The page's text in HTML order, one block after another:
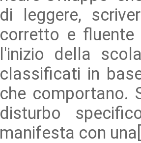
di leggere,
corretto e
l'inizio della
classificati in
che comportano.
disturbo
manifesta con